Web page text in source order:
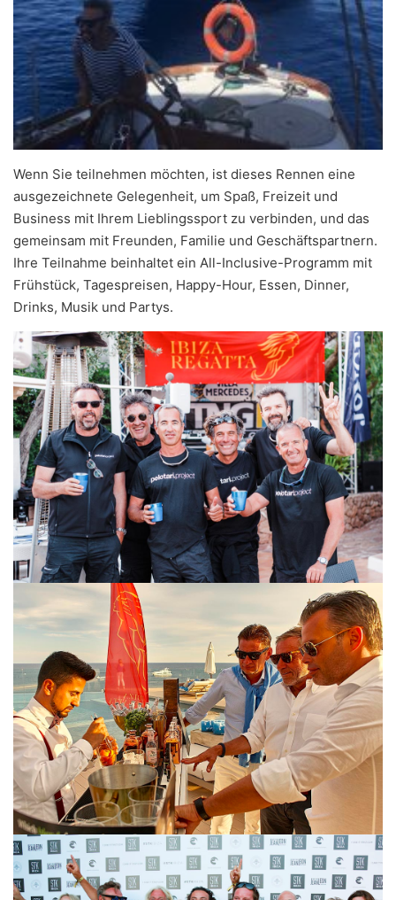
Wenn Sie teilnehmen möchten, ist dieses Rennen eine
ausgezeichnete Gelegenheit, um Spaß, Freizeit und
Business mit Ihrem Lieblingssport zu verbinden, und das
gemeinsam mit Freunden, Familie und Geschäftspartnern.
Ihre Teilnahme beinhaltet ein All-Inclusive-Programm mit
Frühstück, Tagespreisen, Happy-Hour, Essen, Dinner,
Drinks, Musik und Partys.